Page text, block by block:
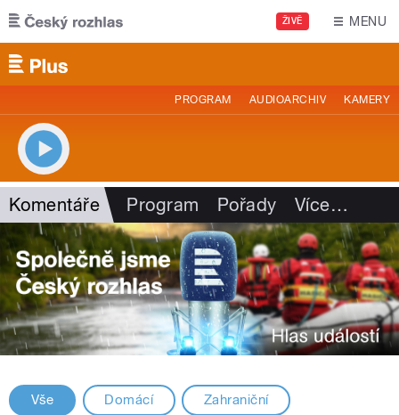
Přejít k hlavnímu obsahu
ŽIVĚ MENU
PROGRAM AUDIOARCHIV KAMERY
Komentáře Program Pořady Více…
Vše Domácí Zahraniční